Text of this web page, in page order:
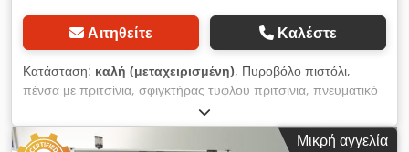
Αιτηθείτε Καλέστε
Κατάσταση: καλή (μεταχειρισμένη), Πυροβόλο πιστόλι,
πένσα με πριτσίνια, σφιγκτήρας τυφλού πριτσίνια, πνευματικό
εργαλείο πριτσίνια, τυφλό πριτσίνιο, τυφλό πριτσίνιο Dedpfx
Akogzhxtovock
Μικρή αγγελία